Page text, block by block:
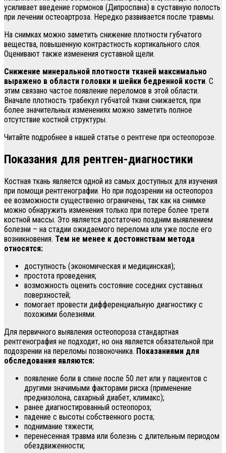
усиливает введение гормонов (Дипроспана) в суставную полость
при лечении остеоартроза. Нередко развивается после травмы.
На снимках можно заметить снижение плотности губчатого
вещества, повышенную контрастность кортикального слоя.
Оценивают также изменения суставной щели.
Снижение минеральной плотности тканей максимально
выражено в области головки и шейки бедренной кости. С
этим связано частое появление переломов в этой области.
Вначале плотность трабекул губчатой ткани снижается, при
более значительных изменениях можно заметить полное
отсутствие костной структуры.
Читайте подробнее в нашей статье о рентгене при остеопорозе.
Показания для рентген-диагностики
Костная ткань является одной из самых доступных для изучения
при помощи рентгенографии. Но при подозрении на остеопороз
ее возможности существенно ограничены, так как на снимке
можно обнаружить изменения только при потере более трети
костной массы. Это является достаточно поздним выявлением
болезни – на стадии ожидаемого перелома или уже после его
возникновения. Тем не менее к достоинствам метода
относятся:
доступность (экономическая и медицинская);
простота проведения;
возможность оценить состояние соседних суставных
поверхностей;
помогает провести дифференциальную диагностику с
похожими болезнями.
Для первичного выявления остеопороза стандартная
рентгенография не подходит, но она является обязательной при
подозрении на переломы позвоночника. Показаниями для
обследования являются:
появление боли в спине после 50 лет или у пациентов с
другими значимыми факторами риска (применение
преднизолона, сахарный диабет, климакс);
ранее диагностированный остеопороз;
падение с высоты собственного роста;
поднимание тяжести;
перенесенная травма или болезнь с длительным периодом
обездвиженности;